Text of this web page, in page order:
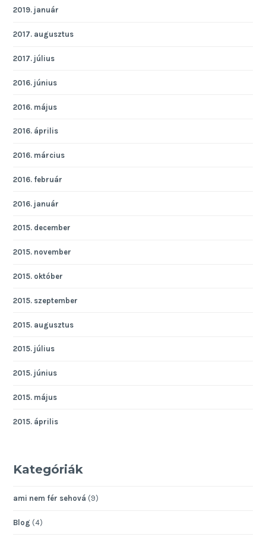
2019. január
2017. augusztus
2017. július
2016. június
2016. május
2016. április
2016. március
2016. február
2016. január
2015. december
2015. november
2015. október
2015. szeptember
2015. augusztus
2015. július
2015. június
2015. május
2015. április
Kategóriák
ami nem fér sehová (9)
Blog (4)